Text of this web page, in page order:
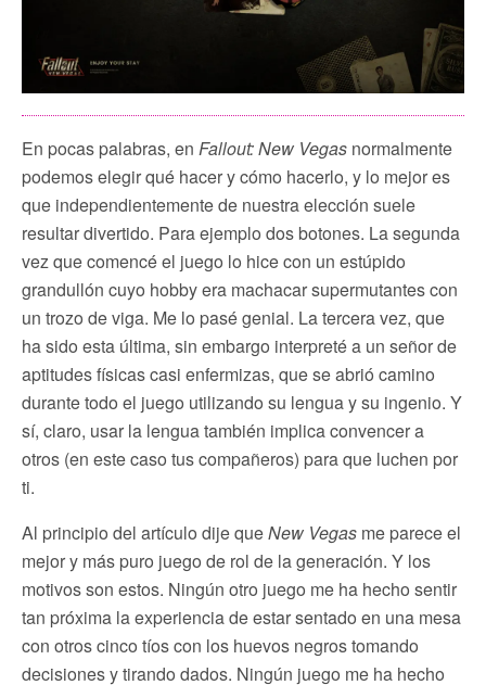
En pocas palabras, en Fallout: New Vegas normalmente
podemos elegir qué hacer y cómo hacerlo, y lo mejor es
que independientemente de nuestra elección suele
resultar divertido. Para ejemplo dos botones. La segunda
vez que comencé el juego lo hice con un estúpido
grandullón cuyo hobby era machacar supermutantes con
un trozo de viga. Me lo pasé genial. La tercera vez, que
ha sido esta última, sin embargo interpreté a un señor de
aptitudes físicas casi enfermizas, que se abrió camino
durante todo el juego utilizando su lengua y su ingenio. Y
sí, claro, usar la lengua también implica convencer a
otros (en este caso tus compañeros) para que luchen por
ti.
Al principio del artículo dije queNew Vegas me parece el
mejor y más puro juego de rol de la generación. Y los
motivos son estos. Ningún otro juego me ha hecho sentir
tan próxima la experiencia de estar sentado en una mesa
con otros cinco tíos con los huevos negros tomando
decisiones y tirando dados. Ningún juego me ha hecho